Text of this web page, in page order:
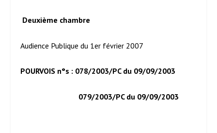
Deuxième chambre
Audience Publique du 1er février 2007
POURVOIS n°s : 078/2003/PC du 09/09/2003
079/2003/PC du 09/09/2003